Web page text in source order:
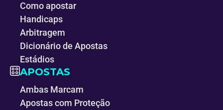
Como apostar
Handicaps
Arbitragem
Dicionário de Apostas
Estádios
APOSTAS
Ambas Marcam
Apostas com Proteção